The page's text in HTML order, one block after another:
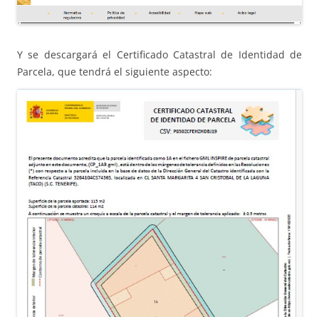
Y se descargará el Certificado Catastral de Identidad de
Parcela, que tendrá el siguiente aspecto: